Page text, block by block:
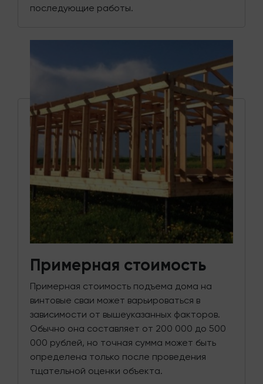
последующие работы.
Примерная стоимость
Примерная стоимость подъема дома на
винтовые сваи может варьироваться в
зависимости от вышеуказанных факторов.
Обычно она составляет от 200 000 до 500
000 рублей, но точная сумма может быть
определена только после проведения
тщательной оценки объекта.